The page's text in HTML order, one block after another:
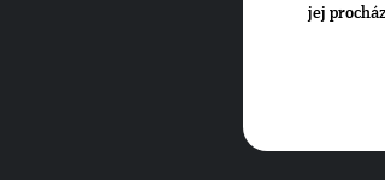
jej